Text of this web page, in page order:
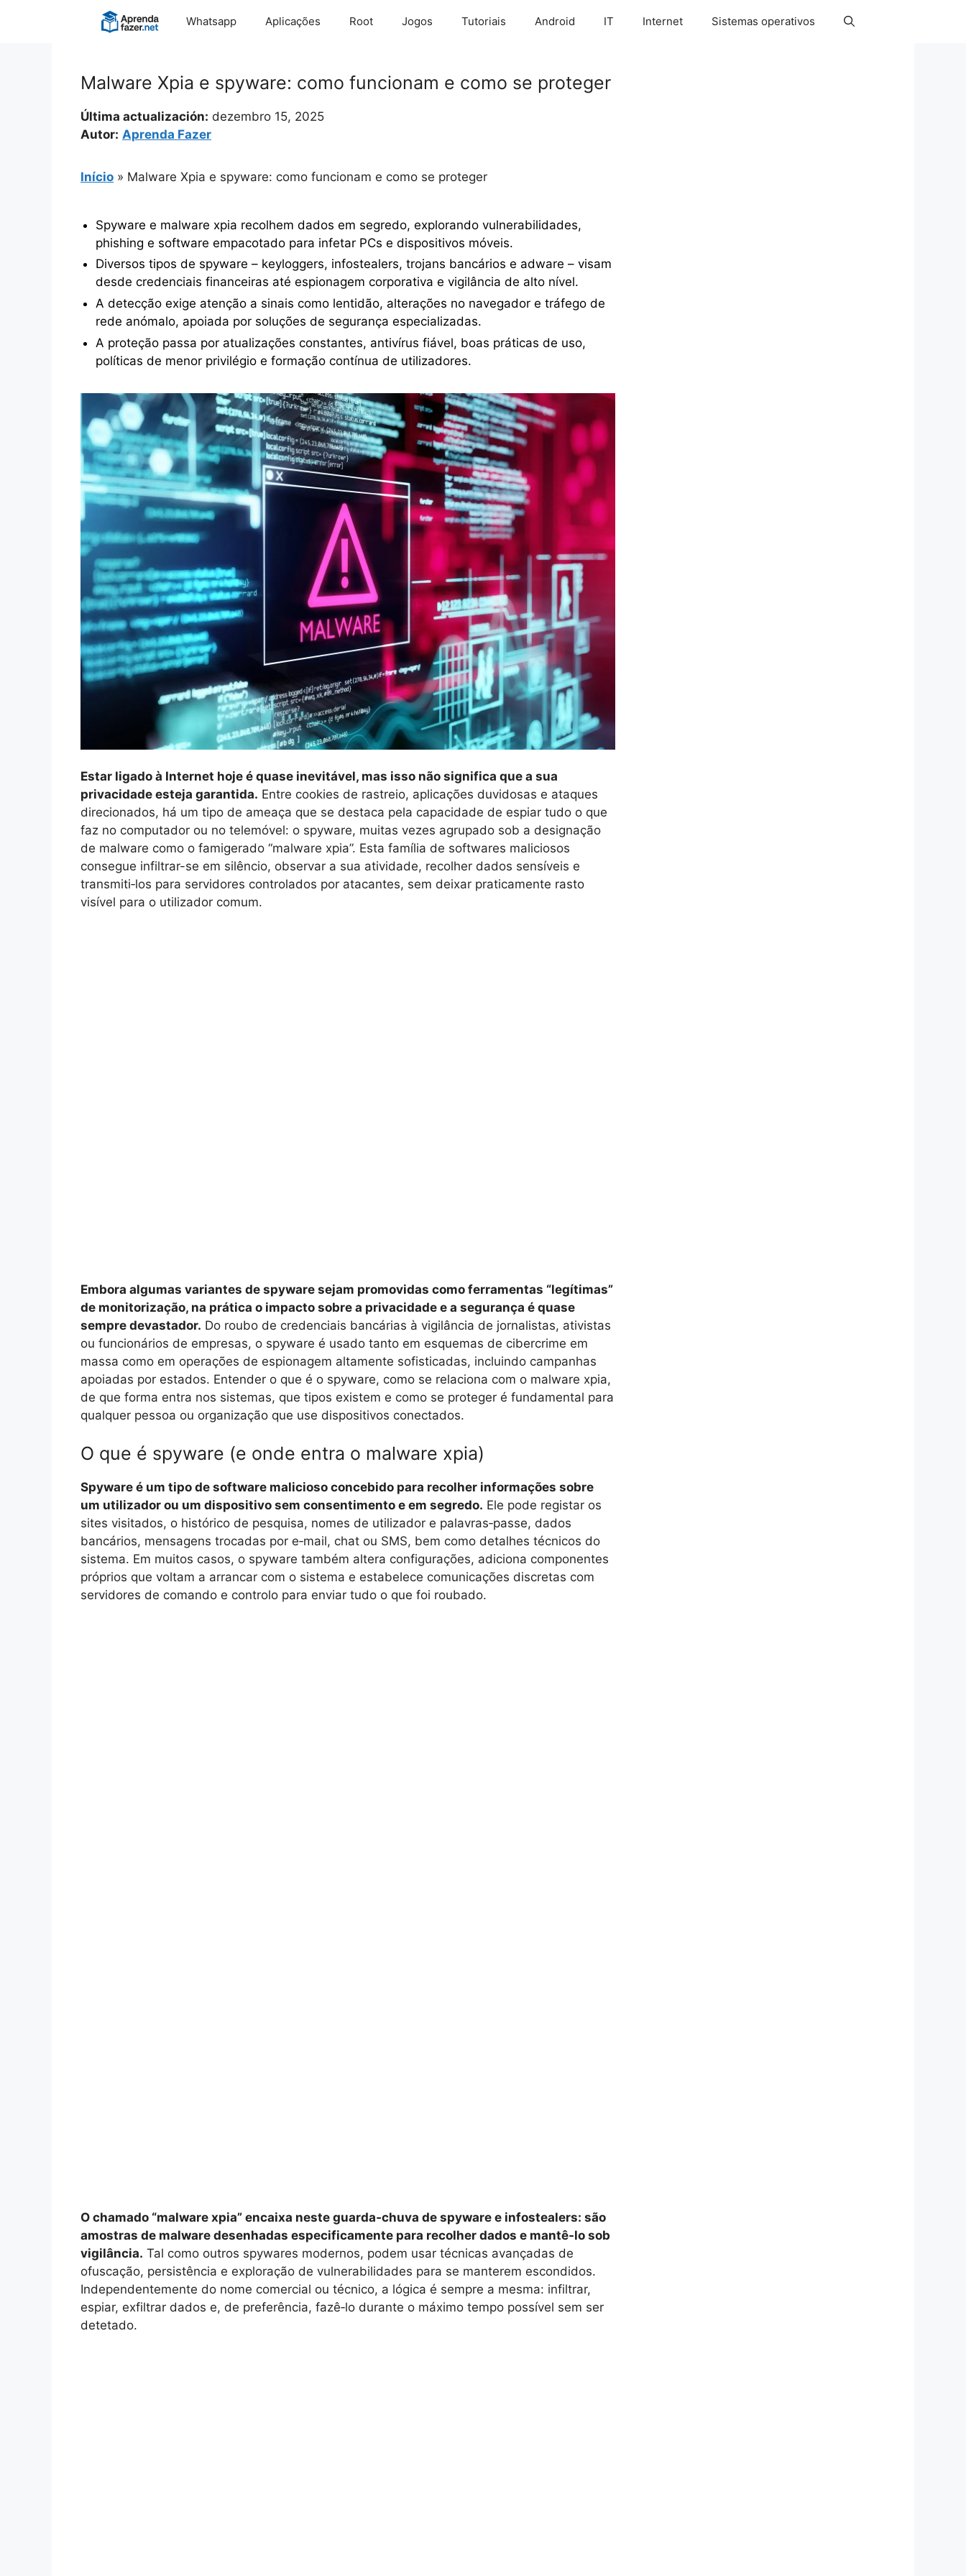
Whatsapp Aplicações Root Jogos Tutoriais Android IT Internet Sistemas operativos
Malware Xpia e spyware: como funcionam e como se proteger
Última actualización: dezembro 15, 2025
Autor: Aprenda Fazer
Início » Malware Xpia e spyware: como funcionam e como se proteger
Spyware e malware xpia recolhem dados em segredo, explorando vulnerabilidades,
phishing e software empacotado para infetar PCs e dispositivos móveis.
Diversos tipos de spyware – keyloggers, infostealers, trojans bancários e adware – visam
desde credenciais financeiras até espionagem corporativa e vigilância de alto nível.
A detecção exige atenção a sinais como lentidão, alterações no navegador e tráfego de
rede anómalo, apoiada por soluções de segurança especializadas.
A proteção passa por atualizações constantes, antivírus fiável, boas práticas de uso,
políticas de menor privilégio e formação contínua de utilizadores.
Estar ligado à Internet hoje é quase inevitável, mas isso não significa que a sua
privacidade esteja garantida. Entre cookies de rastreio, aplicações duvidosas e ataques
direcionados, há um tipo de ameaça que se destaca pela capacidade de espiar tudo o que
faz no computador ou no telemóvel: o spyware, muitas vezes agrupado sob a designação
de malware como o famigerado “malware xpia”. Esta família de softwares maliciosos
consegue infiltrar-se em silêncio, observar a sua atividade, recolher dados sensíveis e
transmiti‑los para servidores controlados por atacantes, sem deixar praticamente rasto
visível para o utilizador comum.
Embora algumas variantes de spyware sejam promovidas como ferramentas “legítimas”
de monitorização, na prática o impacto sobre a privacidade e a segurança é quase
sempre devastador. Do roubo de credenciais bancárias à vigilância de jornalistas, ativistas
ou funcionários de empresas, o spyware é usado tanto em esquemas de cibercrime em
massa como em operações de espionagem altamente sofisticadas, incluindo campanhas
apoiadas por estados. Entender o que é o spyware, como se relaciona com o malware xpia,
de que forma entra nos sistemas, que tipos existem e como se proteger é fundamental para
qualquer pessoa ou organização que use dispositivos conectados.
O que é spyware (e onde entra o malware xpia)
Spyware é um tipo de software malicioso concebido para recolher informações sobre
um utilizador ou um dispositivo sem consentimento e em segredo. Ele pode registar os
sites visitados, o histórico de pesquisa, nomes de utilizador e palavras‑passe, dados
bancários, mensagens trocadas por e‑mail, chat ou SMS, bem como detalhes técnicos do
sistema. Em muitos casos, o spyware também altera configurações, adiciona componentes
próprios que voltam a arrancar com o sistema e estabelece comunicações discretas com
servidores de comando e controlo para enviar tudo o que foi roubado.
O chamado “malware xpia” encaixa neste guarda‑chuva de spyware e infostealers: são
amostras de malware desenhadas especificamente para recolher dados e mantê‑lo sob
vigilância. Tal como outros spywares modernos, podem usar técnicas avançadas de
ofuscação, persistência e exploração de vulnerabilidades para se manterem escondidos.
Independentemente do nome comercial ou técnico, a lógica é sempre a mesma: infiltrar,
espiar, exfiltrar dados e, de preferência, fazê‑lo durante o máximo tempo possível sem ser
detetado.